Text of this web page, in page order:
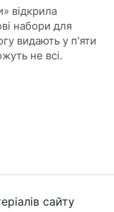
відкрила
набори для
видають у п'яти
не всі.
сайту